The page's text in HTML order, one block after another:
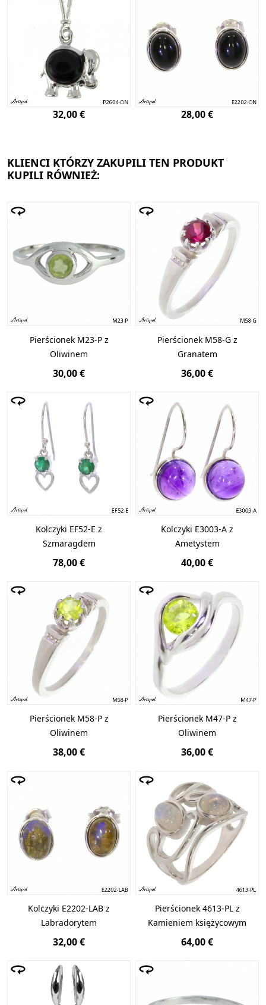
32,00 € 28,00 €
KLIENCI KTÓRZY ZAKUPILI TEN PRODUKT
KUPILI RÓWNIEŻ:
Pierścionek M23-P z
Oliwinem
30,00 €
Pierścionek M58-G z
Granatem
36,00 €
Kolczyki EF52-E z
Szmaragdem
78,00 €
Kolczyki E3003-A z
Ametystem
40,00 €
Pierścionek M58-P z
Oliwinem
38,00 €
Pierścionek M47-P z
Oliwinem
36,00 €
Kolczyki E2202-LAB z
Labradorytem
32,00 €
Pierścionek 4613-PL z
Kamieniem księżycowym
64,00 €